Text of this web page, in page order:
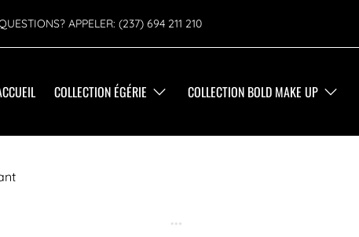
APPELER: (237) 694 211 210
COLLECTION ÉGÉRIE COLLECTION BOLD MAKE UP